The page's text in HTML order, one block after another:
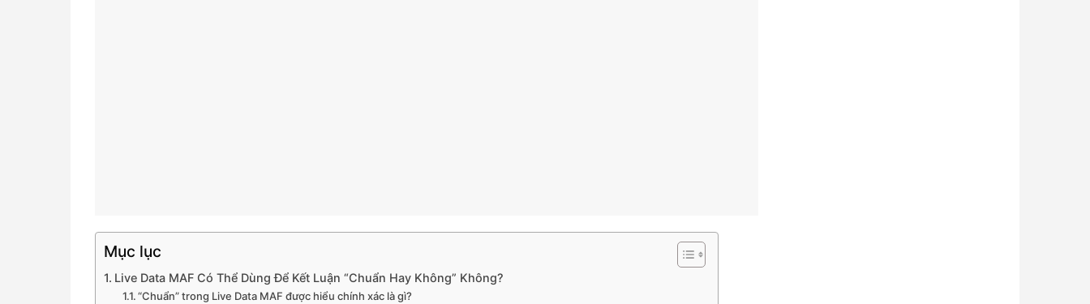
Mục lục
Live Data MAF Có Thể Dùng Để Kết Luận “Chuẩn Hay Không” Không?
“Chuẩn” trong Live Data MAF được hiểu chính xác là gì?